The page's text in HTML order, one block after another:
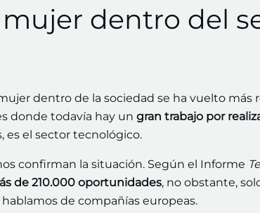
dentro del
dentro de la sociedad se ha vuelto
donde todavía hay un gran trabajo por
es el sector tecnológico.
confirman la situación. Según el Informe
de 210.000 oportunidades, no obstante,
de compañías europeas.